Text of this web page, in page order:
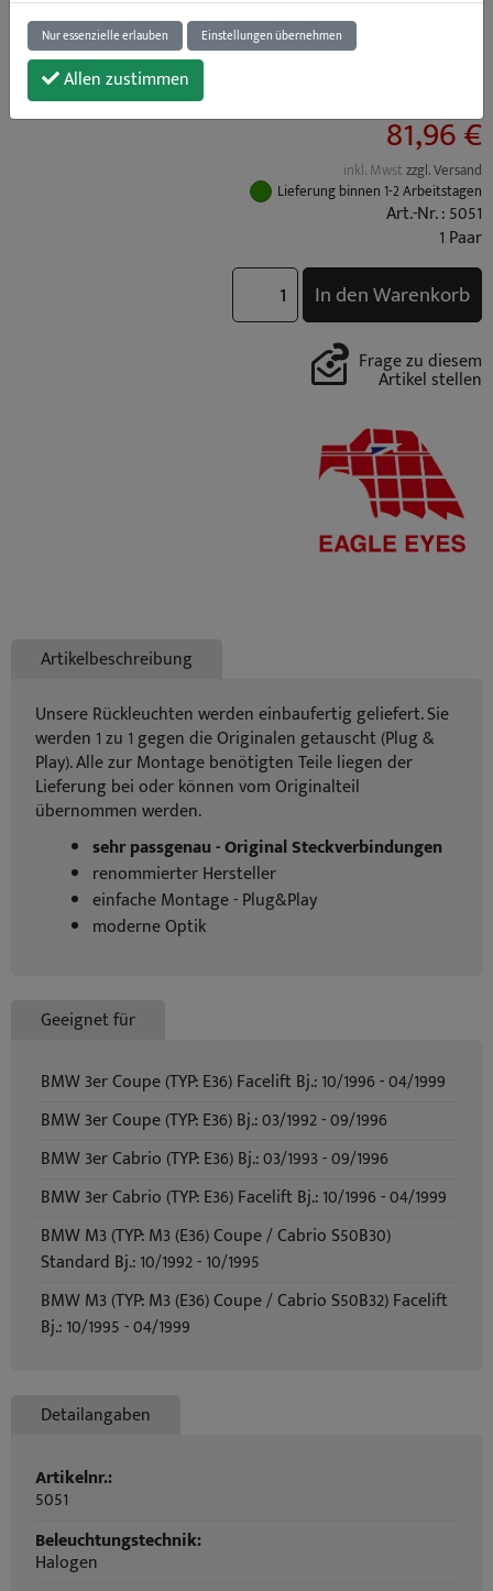
81,96 €
inkl. Mwstzzgl. Versand
Lieferung binnen 1-2 Arbeitstagen
Art.-Nr. : 5051
1 Paar
In den Warenkorb
Frage zu diesem
Artikel stellen
Artikelbeschreibung
Unsere Rückleuchten werden einbaufertig geliefert. Sie
werden 1 zu 1 gegen die Originalen getauscht (Plug &
Play). Alle zur Montage benötigten Teile liegen der
Lieferung bei oder können vom Originalteil
übernommen werden.
sehr passgenau - Original Steckverbindungen
renommierter Hersteller
einfache Montage - Plug&Play
moderne Optik
Geeignet für
BMW 3er Coupe (TYP: E36) Facelift Bj.: 10/1996 - 04/1999
BMW 3er Coupe (TYP: E36) Bj.: 03/1992 - 09/1996
BMW 3er Cabrio (TYP: E36) Bj.: 03/1993 - 09/1996
BMW 3er Cabrio (TYP: E36) Facelift Bj.: 10/1996 - 04/1999
BMW M3 (TYP: M3 (E36) Coupe / Cabrio S50B30)
Standard Bj.: 10/1992 - 10/1995
BMW M3 (TYP: M3 (E36) Coupe / Cabrio S50B32) Facelift
Bj.: 10/1995 - 04/1999
Detailangaben
Artikelnr.:
5051
Beleuchtungstechnik:
Halogen
Nur essenzielle erlauben Einstellungen übernehmen
Allen zustimmen